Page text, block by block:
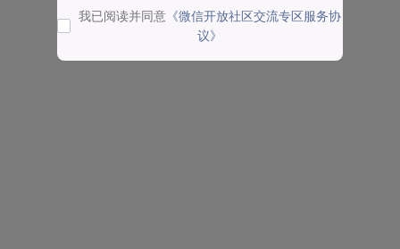
我已阅读并同意 《微信开放社区交流专区服务协
议》